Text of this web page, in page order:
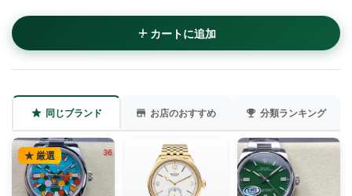
カートに追加
同じブランド お店のおすすめ 分類ランキング
★ 厳選